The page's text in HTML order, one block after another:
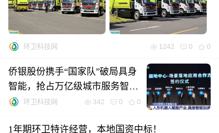
环卫科技网 1242 0 0
侨银股份携手“国家队”破局具身
智能，抢占万亿级城市服务智能
化“制空权”
环卫科技网 342 0 0
1年期环卫特许经营，本地国资中标！